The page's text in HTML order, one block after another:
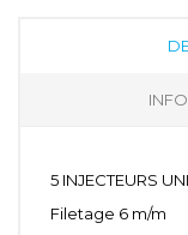
5 INJECTEURS
Filetage 6 m/m